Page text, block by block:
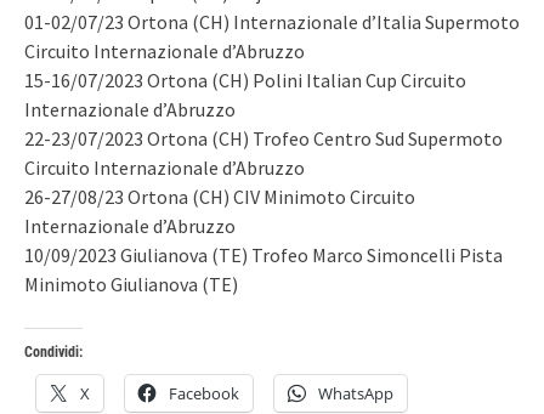
01-02/07/23 Ortona (CH) Internazionale d’Italia Supermoto
Circuito Internazionale d’Abruzzo
15-16/07/2023 Ortona (CH) Polini Italian Cup Circuito
Internazionale d’Abruzzo
22-23/07/2023 Ortona (CH) Trofeo Centro Sud Supermoto
Circuito Internazionale d’Abruzzo
26-27/08/23 Ortona (CH) CIV Minimoto Circuito
Internazionale d’Abruzzo
10/09/2023 Giulianova (TE) Trofeo Marco Simoncelli Pista
Minimoto Giulianova (TE)
Condividi:
X Facebook WhatsApp